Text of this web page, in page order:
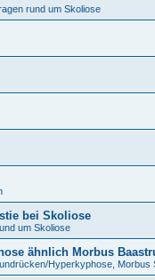
rund um Skoliose
bei Skoliose
um Skoliose
ähnlich Morbus
Hyperkyphose, Morbus